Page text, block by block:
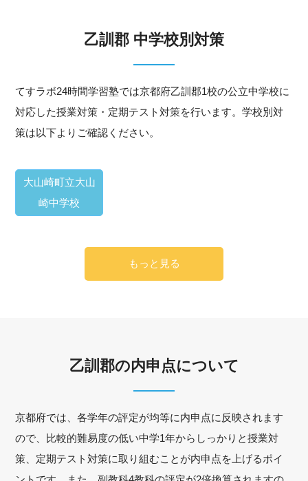
乙訓郡 中学校別対策
てすラボ24時間学習塾では京都府乙訓郡1校の公立中学校に
対応した授業対策・定期テスト対策を行います。学校別対
策は以下よりご確認ください。
大山崎町立大山
崎中学校
もっと見る
乙訓郡の内申点について
京都府では、各学年の評定が均等に内申点に反映されます
ので、比較的難易度の低い中学1年からしっかりと授業対
策、定期テスト対策に取り組むことが内申点を上げるポイ